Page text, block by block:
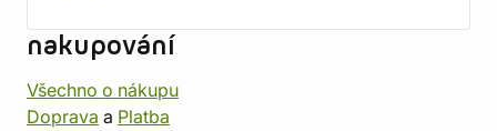
nakupování
Všechno o nákupu
Doprava a Platba